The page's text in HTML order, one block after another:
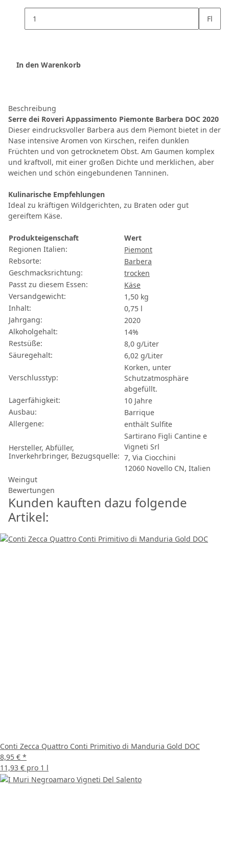
Fl
In den Warenkorb
Beschreibung
Serre dei Roveri Appassimento Piemonte Barbera DOC 2020
Dieser eindrucksvoller Barbera aus dem Piemont bietet in der
Nase intensive Aromen von Kirschen, reifen dunklen
Früchten und von getrocknetem Obst. Am Gaumen komplex
und kraftvoll, mit einer großen Dichte und merklichen, aber
weichen und schön eingebundenen Tanninen.
Kulinarische Empfehlungen
Ideal zu kräftigen Wildgerichten, zu Braten oder gut
gereiftem Käse.
Produkteigenschaft
Wert
Regionen Italien:
Piemont
Rebsorte:
Barbera
Geschmacksrichtung:
trocken
Passt zu diesem Essen:
Käse
Versandgewicht:
1,50 kg
Inhalt:
0,75 l
Jahrgang:
2020
Alkoholgehalt:
14%
Restsüße:
8,0 g/Liter
Säuregehalt:
6,02 g/Liter
Verschlusstyp:
Korken, unter
Schutzatmosphäre
abgefüllt.
Lagerfähigkeit:
10 Jahre
Ausbau:
Barrique
Allergene:
enthält Sulfite
Hersteller, Abfüller,
Inverkehrbringer, Bezugsquelle:
Sartirano Figli Cantine e
Vigneti Srl
7, Via Ciocchini
12060 Novello CN, Italien
Weingut
Bewertungen
Kunden kauften dazu folgende
Artikel:
Conti Zecca Quattro Conti Primitivo di Manduria Gold DOC
8,95 € *
11,93 € pro 1 l